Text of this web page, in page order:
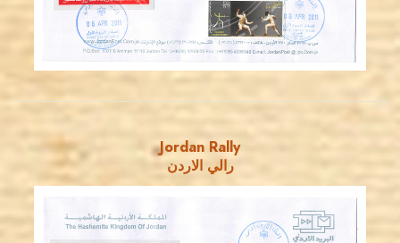
EST. 2007
Jordan Rally
رالي الاردن